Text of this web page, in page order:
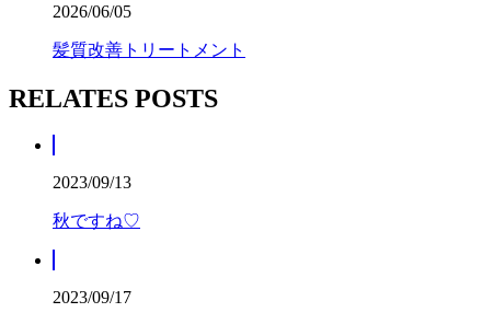
2026/06/05
髪質改善トリートメント
RELATES POSTS
2023/09/13
秋ですね♡
2023/09/17